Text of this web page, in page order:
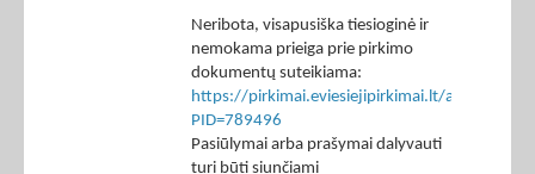
Neribota, visapusiška tiesioginė ir
nemokama prieiga prie pirkimo
dokumentų suteikiama:
https://pirkimai.eviesiejipirkimai.lt/app/rfq/
PID=789496
Pasiūlymai arba prašymai dalyvauti
turi būti siunčiami